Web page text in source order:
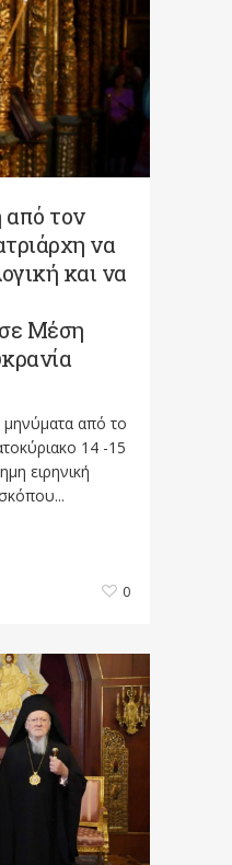
τον
να
και να
Μέση
από το
14 -15
ειρηνική
0